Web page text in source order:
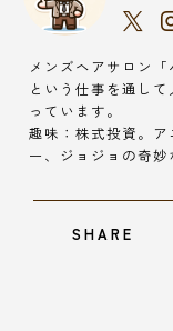
メンズヘアサロン
という仕事を通し
っています。
趣味：株式投資。
ー、ジョジョの奇妙
SHARE